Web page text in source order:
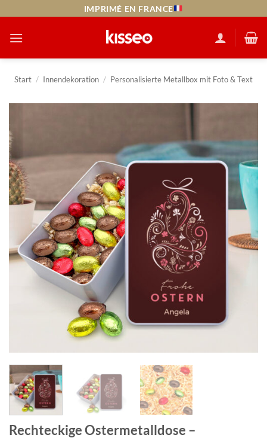
springen
IMPRIMÉ EN FRANCE
Start / Innendekoration / Personalisierte Metallbox mit Foto & Text
Rechteckige Ostermetalldose –